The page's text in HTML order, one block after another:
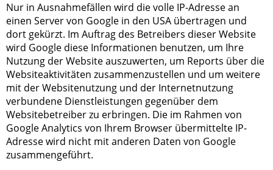
Nur in Ausnahmefällen wird die volle IP-Adresse an
einen Server von Google in den USA übertragen und
dort gekürzt. Im Auftrag des Betreibers dieser Website
wird Google diese Informationen benutzen, um Ihre
Nutzung der Website auszuwerten, um Reports über die
Websiteaktivitäten zusammenzustellen und um weitere
mit der Websitenutzung und der Internetnutzung
verbundene Dienstleistungen gegenüber dem
Websitebetreiber zu erbringen. Die im Rahmen von
Google Analytics von Ihrem Browser übermittelte IP-
Adresse wird nicht mit anderen Daten von Google
zusammengeführt.